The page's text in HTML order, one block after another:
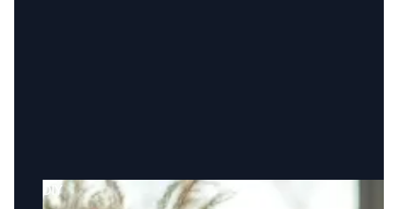
DIY